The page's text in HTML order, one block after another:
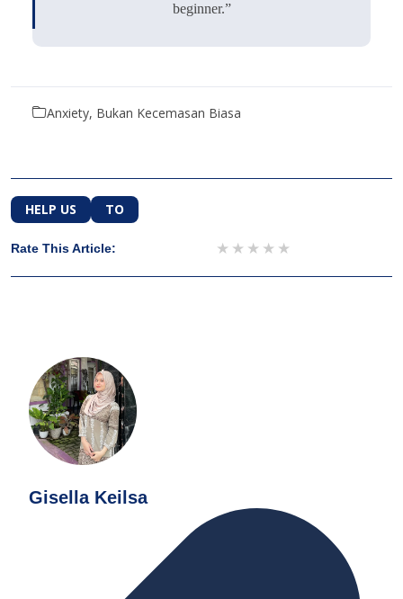
beginner.”
Anxiety, Bukan Kecemasan Biasa
HELP US TO
Rate This Article: 4 stars
3 stars
2 stars
1 star
Gisella Keilsa